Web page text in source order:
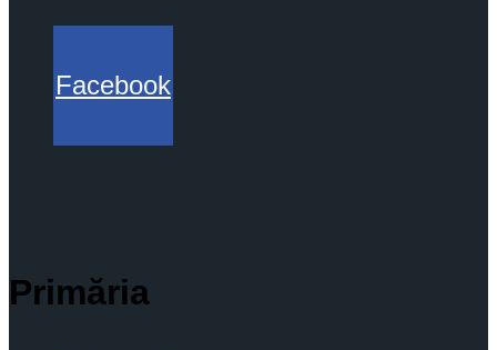
Facebook
Primăria